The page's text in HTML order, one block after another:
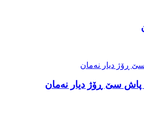
پاش سێ ڕۆژ دیار نەمان